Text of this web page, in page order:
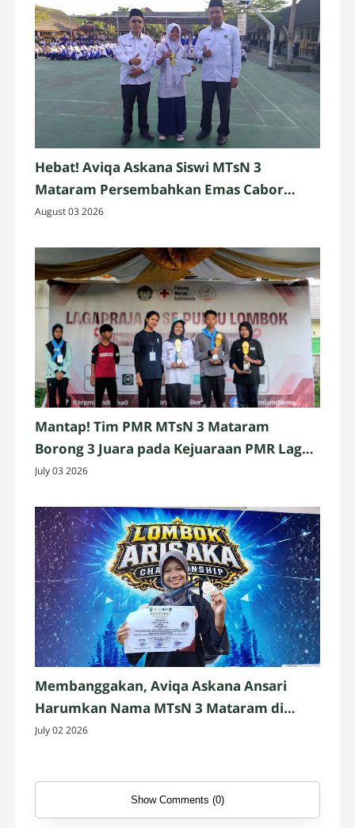
Hebat! Aviqa Askana Siswi MTsN 3
Mataram Persembahkan Emas Cabor
Pencak Silat
August 03 2026
Mantap! Tim PMR MTsN 3 Mataram
Borong 3 Juara pada Kejuaraan PMR Laga
Praja IV 2026 Se-Pulau Lombok
July 03 2026
Membanggakan, Aviqa Askana Ansari
Harumkan Nama MTsN 3 Mataram di
Ajang Pencak Silat Nasional
July 02 2026
Show Comments (0)